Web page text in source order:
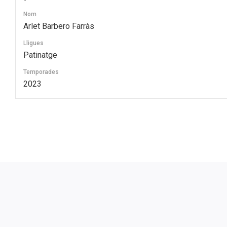
Nom
Arlet Barbero Farràs
Lligues
Patinatge
Temporades
2023